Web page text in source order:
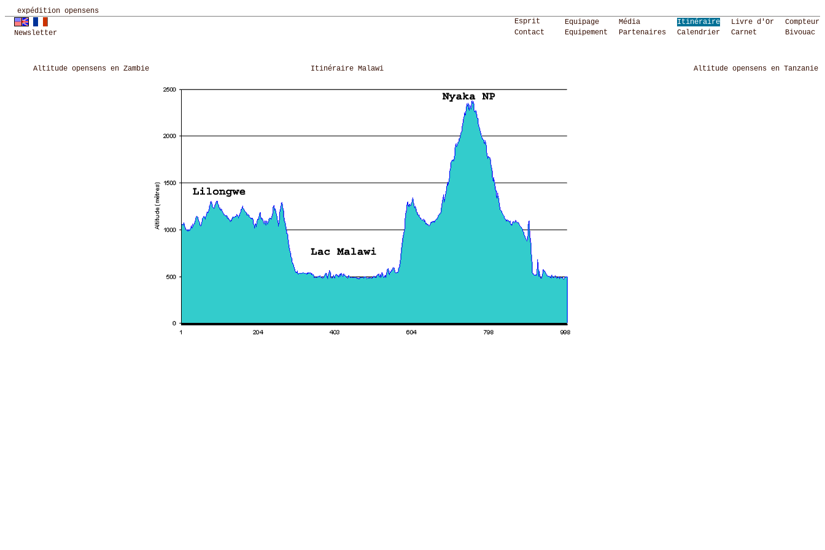
Newsletter
Esprit Equipage Média Itinéraire Livre d'Or
Compteur
Contact
Equipement Partenaires Calendrier Carnet Bivouac
expédition opensens
Altitude opensens en Zambie Itinéraire Malawi Altitude opensens en Tanzanie